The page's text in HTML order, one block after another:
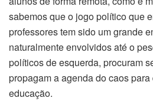
sabemos que o jogo político que
professores tem sido um grande
naturalmente envolvidos até o
políticos de esquerda, procuram
propagam a agenda do caos
educação.